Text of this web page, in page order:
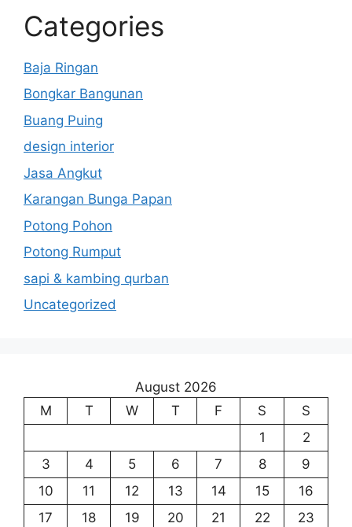
Categories
Baja Ringan
Bongkar Bangunan
Buang Puing
design interior
Jasa Angkut
Karangan Bunga Papan
Potong Pohon
Potong Rumput
sapi & kambing qurban
Uncategorized
August 2026
M
T W T F S
S
1
2
3
4 5 6 7 8
9
10
11 12 13 14 15
16
17
18 19 20 21 22 23